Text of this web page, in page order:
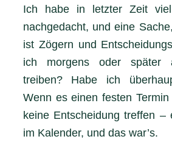
Ich habe in letzter Zeit
nachgedacht, und eine
ist Zögern und
ich morgens oder später
treiben? Habe ich
Wenn es einen festen
keine Entscheidung treffen –
im Kalender, und das war’s.